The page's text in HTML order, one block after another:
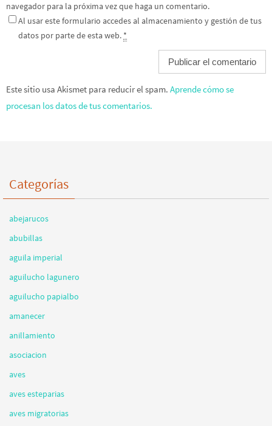
navegador para la próxima vez que haga un comentario.
Al usar este formulario accedes al almacenamiento y gestión de tus
datos por parte de esta web. *
Este sitio usa Akismet para reducir el spam. Aprende cómo se
procesan los datos de tus comentarios.
Categorías
abejarucos
abubillas
aguila imperial
aguilucho lagunero
aguilucho papialbo
amanecer
anillamiento
asociacion
aves
aves esteparias
aves migratorias